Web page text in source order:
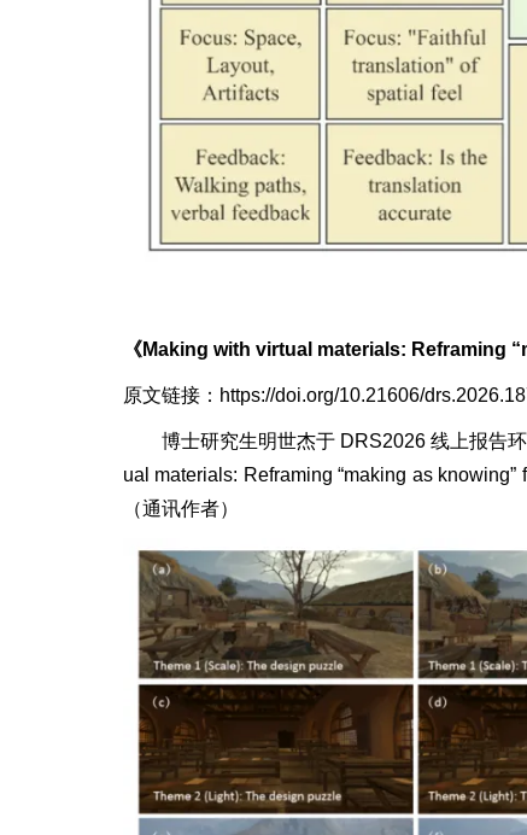
《Making with virtual materials: Reframing
原文链接：https://doi.org/10.21606/
博士研究生明世杰于 DRS2026 线上报告
ual materials: Reframing “making as
（通讯作者）